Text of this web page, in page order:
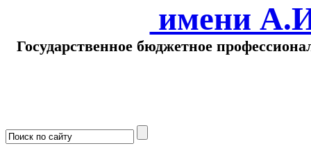
имени
Государственное бюджетное